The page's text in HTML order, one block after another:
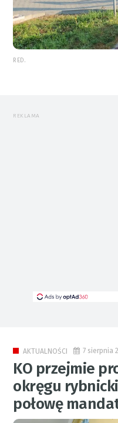
RED.
REKLAMA
AKTUALNOŚCI 7 sierpnia
KO przejmie
okręgu
połowę